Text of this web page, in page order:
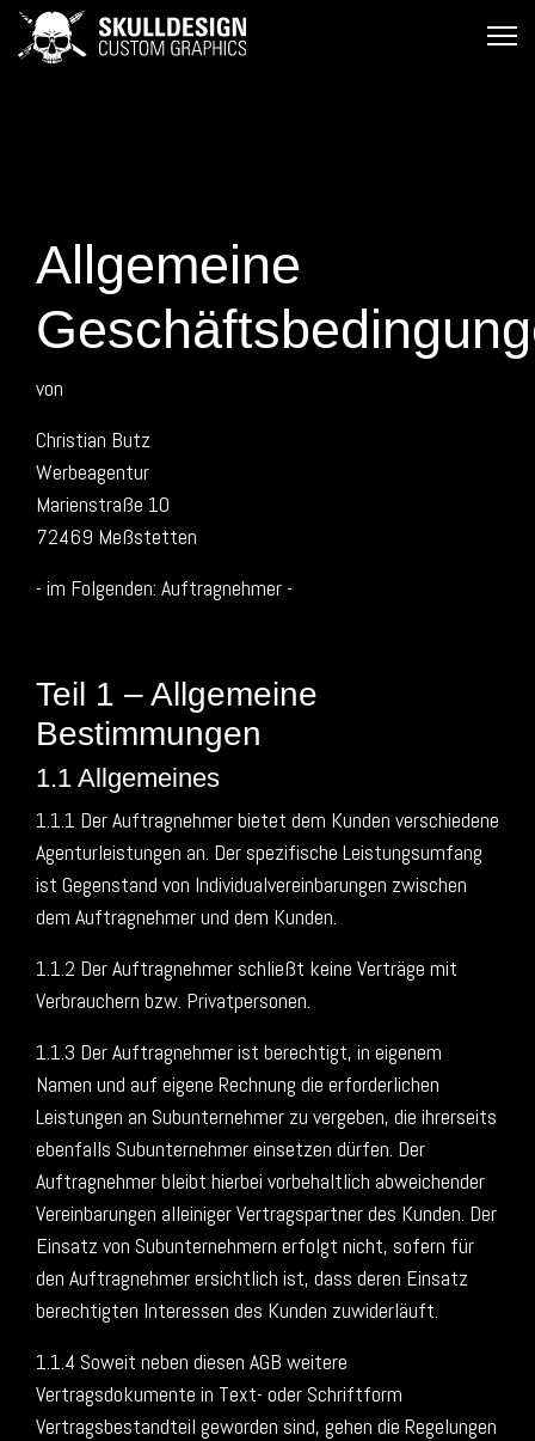
Allgemeine
von
Christian Butz
Werbeagentur
Marienstraße 10
72469 Meßstetten
- im Folgenden: Auftragnehmer -
Teil 1 – Allgemeine
Bestimmungen
1.1 Allgemeines
1.1.1 Der Auftragnehmer bietet dem Kunden verschiedene
Agenturleistungen an. Der spezifische Leistungsumfang
ist Gegenstand von Individualvereinbarungen zwischen
dem Auftragnehmer und dem Kunden.
1.1.2 Der Auftragnehmer schließt keine Verträge mit
Verbrauchern bzw. Privatpersonen.
1.1.3 Der Auftragnehmer ist berechtigt, in eigenem
Namen und auf eigene Rechnung die erforderlichen
Leistungen an Subunternehmer zu vergeben, die ihrerseits
ebenfalls Subunternehmer einsetzen dürfen. Der
Auftragnehmer bleibt hierbei vorbehaltlich abweichender
Vereinbarungen alleiniger Vertragspartner des Kunden. Der
Einsatz von Subunternehmern erfolgt nicht, sofern für
den Auftragnehmer ersichtlich ist, dass deren Einsatz
berechtigten Interessen des Kunden zuwiderläuft.
1.1.4 Soweit neben diesen AGB weitere
Vertragsdokumente in Text- oder Schriftform
Vertragsbestandteil geworden sind, gehen die Regelungen